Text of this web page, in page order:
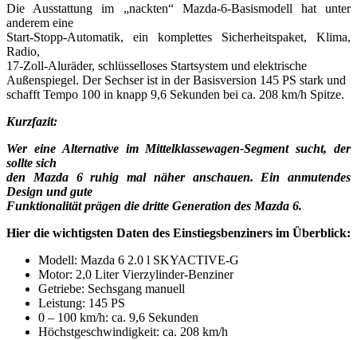
Die Ausstattung im „nackten“ Mazda-6-Basismodell hat unter
anderem eine
Start-Stopp-Automatik, ein komplettes Sicherheitspaket, Klima,
Radio,
17-Zoll-Aluräder, schlüsselloses Startsystem und elektrische
Außenspiegel. Der Sechser ist in der Basisversion 145 PS stark und
schafft Tempo 100 in knapp 9,6 Sekunden bei ca. 208 km/h Spitze.
Kurzfazit:
Wer eine Alternative im Mittelklassewagen-Segment sucht, der
sollte sich
den Mazda 6 ruhig mal näher anschauen. Ein anmutendes
Design und gute
Funktionalität prägen die dritte Generation des Mazda 6.
Hier die wichtigsten Daten des Einstiegsbenziners im Überblick:
Modell: Mazda 6 2.0 l SKYACTIVE-G
Motor: 2,0 Liter Vierzylinder-Benziner
Getriebe: Sechsgang manuell
Leistung: 145 PS
0 – 100 km/h: ca. 9,6 Sekunden
Höchstgeschwindigkeit: ca. 208 km/h